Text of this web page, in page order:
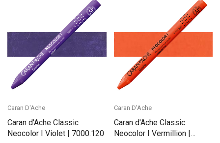
Caran D'Ache
Caran d'Ache Classic
Neocolor I Violet | 7000.120
Caran D'Ache
Caran d'Ache Classic
Neocolor I Vermillion |